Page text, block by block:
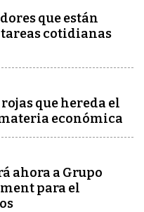
que están
cotidianas
que hereda el
económica
ahora a Grupo
para el